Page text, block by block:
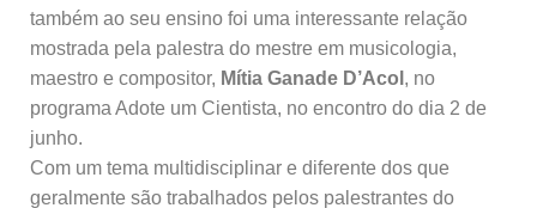
também ao seu ensino foi uma interessante relação
mostrada pela palestra do mestre em musicologia,
maestro e compositor, Mítia Ganade D’Acol , no
programa Adote um Cientista, no encontro do dia 2 de
junho.
Com um tema multidisciplinar e diferente dos que
geralmente são trabalhados pelos palestrantes do